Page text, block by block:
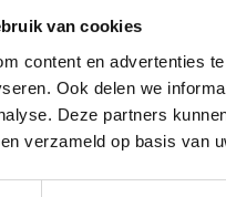
van cookies
content en advertenties
Ook delen we
Deze partners
verzameld op basis van